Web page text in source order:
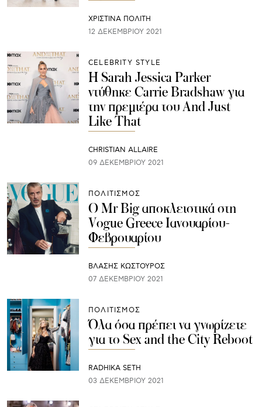
ΧΡΙΣΤΙΝΑ ΠΟΛΙΤΗ
12 ΔΕΚΕΜΒΡΊΟΥ 2021
CELEBRITY STYLE
H Sarah Jessica Parker
ντύθηκε Carrie Bradshaw για
την πρεμιέρα του And Just
Like That
CHRISTIAN ALLAIRE
09 ΔΕΚΕΜΒΡΊΟΥ 2021
ΠΟΛΙΤΙΣΜΟΣ
Ο Mr Big αποκλειστικά στη
Vogue Greece Ιανουαρίου-
Φεβρουαρίου
ΒΛΑΣΗΣ ΚΩΣΤΟΥΡΟΣ
07 ΔΕΚΕΜΒΡΊΟΥ 2021
ΠΟΛΙΤΙΣΜΟΣ
Όλα όσα πρέπει να γνωρίζετε
για το Sex and the City Reboot
RADHIKA SETH
03 ΔΕΚΕΜΒΡΊΟΥ 2021